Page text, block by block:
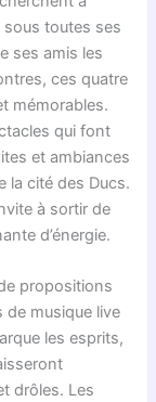
sous toutes ses
ses amis les
ces quatre
mémorables.
qui font
et ambiances
la cité des Ducs.
à sortir de
d’énergie.
propositions
de musique live
les esprits,
drôles. Les